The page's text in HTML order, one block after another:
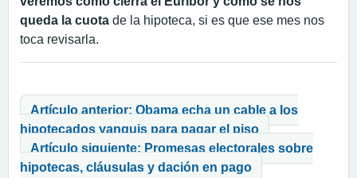
queda la cuota de la hipoteca, si es que ese mes nos
toca revisarla.
Navegación de entradas
Artículo anterior: Obama echa un cable a los
hipotecados yanquis para pagar el piso
Artículo siguiente: Promesas electorales sobre
hipotecas, cláusulas y dación en pago